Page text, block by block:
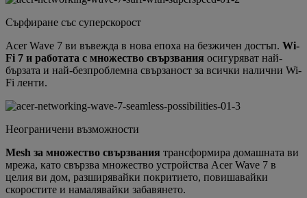
Сърфиране със суперскорост
Acer Wave 7 ви въвежда в нова епоха на безжичен достъп. Wi-
Fi 7 и работата с множество свързвания осигуряват най-
бързата и най-безпроблемна свързаност за всички налични Wi-
Fi ленти.
Неограничени възможности
Mesh за множество свързвания трансформира домашната ви
мрежа, като свързва множество устройства Acer Wave 7 в
целия ви дом, разширявайки покритието, повишавайки
скоростите и намалявайки забавянето.